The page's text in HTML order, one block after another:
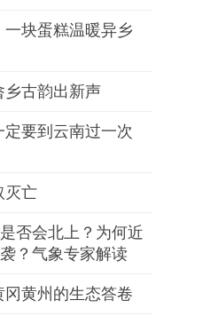
块蛋糕温暖异乡
乡古韵出新声
定要到云南过一次
灭亡
否会北上？为何近
？气象专家解读
黄州的生态答卷